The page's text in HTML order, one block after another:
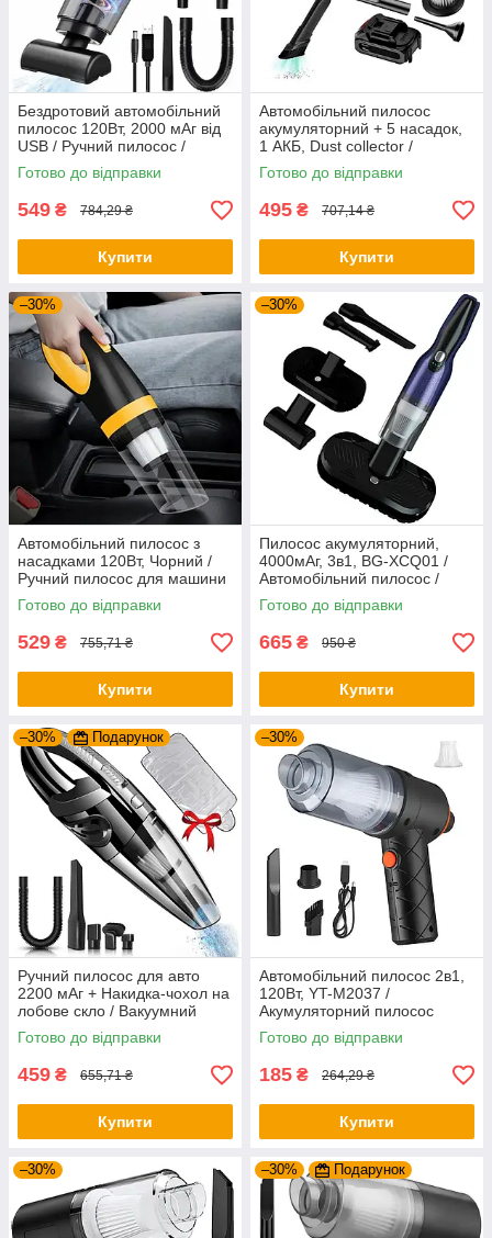
Бездротовий автомобільний
пилосос 120Вт, 2000 мАг від
USB / Ручний пилосос /
Акумуляторний пилосос для
машини
Готово до відправки
549 ₴ 784,29 ₴
Купити
Автомобільний пилосос
акумуляторний + 5 насадок,
1 АКБ, Dust collector /
Пилосос для машини
Готово до відправки
495 ₴ 707,14 ₴
Купити
–30%
Автомобільний пилосос з
насадками 120Вт, Чорний /
Ручний пилосос для машини
/ Бездротовий пилосос
Готово до відправки
529 ₴ 755,71 ₴
Купити
–30%
Пилосос акумуляторний,
4000мАг, 3в1, BG-XCQ01 /
Автомобільний пилосос /
Пилосос для машини /
Автопилосос
Готово до відправки
665 ₴ 950 ₴
Купити
–30% Подарунок
Ручний пилосос для авто
2200 мАг + Накидка-чохол на
лобове скло / Вакуумний
автомобільний пилосос
Готово до відправки
459 ₴ 655,71 ₴
Купити
–30%
Автомобільний пилосос 2в1,
120Вт, YT-M2037 /
Акумуляторний пилосос
Готово до відправки
185 ₴ 264,29 ₴
Купити
–30% –30% Подарунок